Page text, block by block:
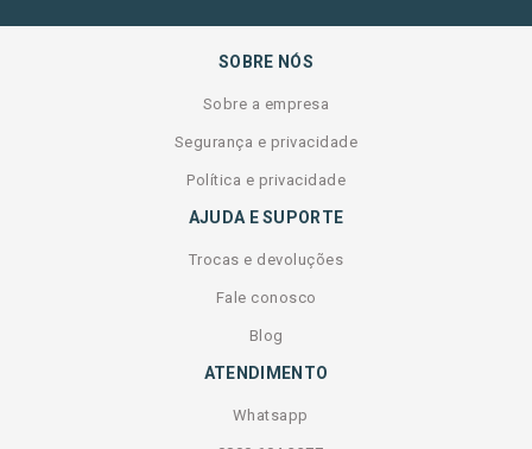
SOBRE NÓS
Sobre a empresa
Segurança e privacidade
Política e privacidade
AJUDA E SUPORTE
Trocas e devoluções
Fale conosco
Blog
ATENDIMENTO
Whatsapp